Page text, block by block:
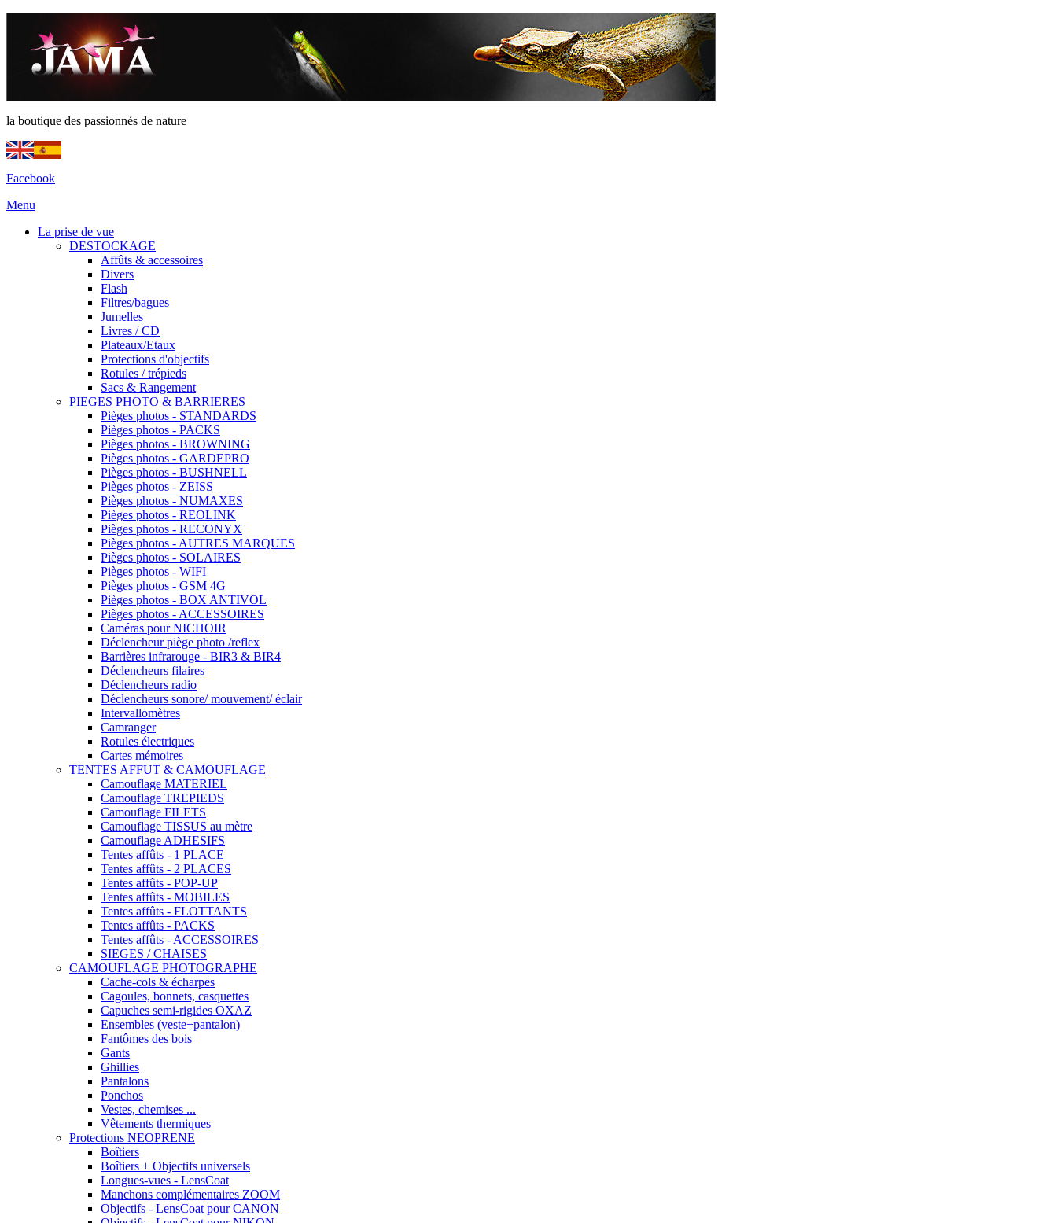
la boutique des passionnés de nature
Facebook
Menu
La prise de vue
DESTOCKAGE
Affûts & accessoires
Divers
Flash
Filtres/bagues
Jumelles
Livres / CD
Plateaux/Etaux
Protections d'objectifs
Rotules / trépieds
Sacs & Rangement
PIEGES PHOTO & BARRIERES
Pièges photos - STANDARDS
Pièges photos - PACKS
Pièges photos - BROWNING
Pièges photos - GARDEPRO
Pièges photos - BUSHNELL
Pièges photos - ZEISS
Pièges photos - NUMAXES
Pièges photos - REOLINK
Pièges photos - RECONYX
Pièges photos - AUTRES MARQUES
Pièges photos - SOLAIRES
Pièges photos - WIFI
Pièges photos - GSM 4G
Pièges photos - BOX ANTIVOL
Pièges photos - ACCESSOIRES
Caméras pour NICHOIR
Déclencheur piège photo /reflex
Barrières infrarouge - BIR3 & BIR4
Déclencheurs filaires
Déclencheurs radio
Déclencheurs sonore/ mouvement/ éclair
Intervallomètres
Camranger
Rotules électriques
Cartes mémoires
TENTES AFFUT & CAMOUFLAGE
Camouflage MATERIEL
Camouflage TREPIEDS
Camouflage FILETS
Camouflage TISSUS au mètre
Camouflage ADHESIFS
Tentes affûts - 1 PLACE
Tentes affûts - 2 PLACES
Tentes affûts - POP-UP
Tentes affûts - MOBILES
Tentes affûts - FLOTTANTS
Tentes affûts - PACKS
Tentes affûts - ACCESSOIRES
SIEGES / CHAISES
CAMOUFLAGE PHOTOGRAPHE
Cache-cols & écharpes
Cagoules, bonnets, casquettes
Capuches semi-rigides OXAZ
Ensembles (veste+pantalon)
Fantômes des bois
Gants
Ghillies
Pantalons
Ponchos
Vestes, chemises ...
Vêtements thermiques
Protections NEOPRENE
Boîtiers
Boîtiers + Objectifs universels
Longues-vues - LensCoat
Manchons complémentaires ZOOM
Objectifs - LensCoat pour CANON